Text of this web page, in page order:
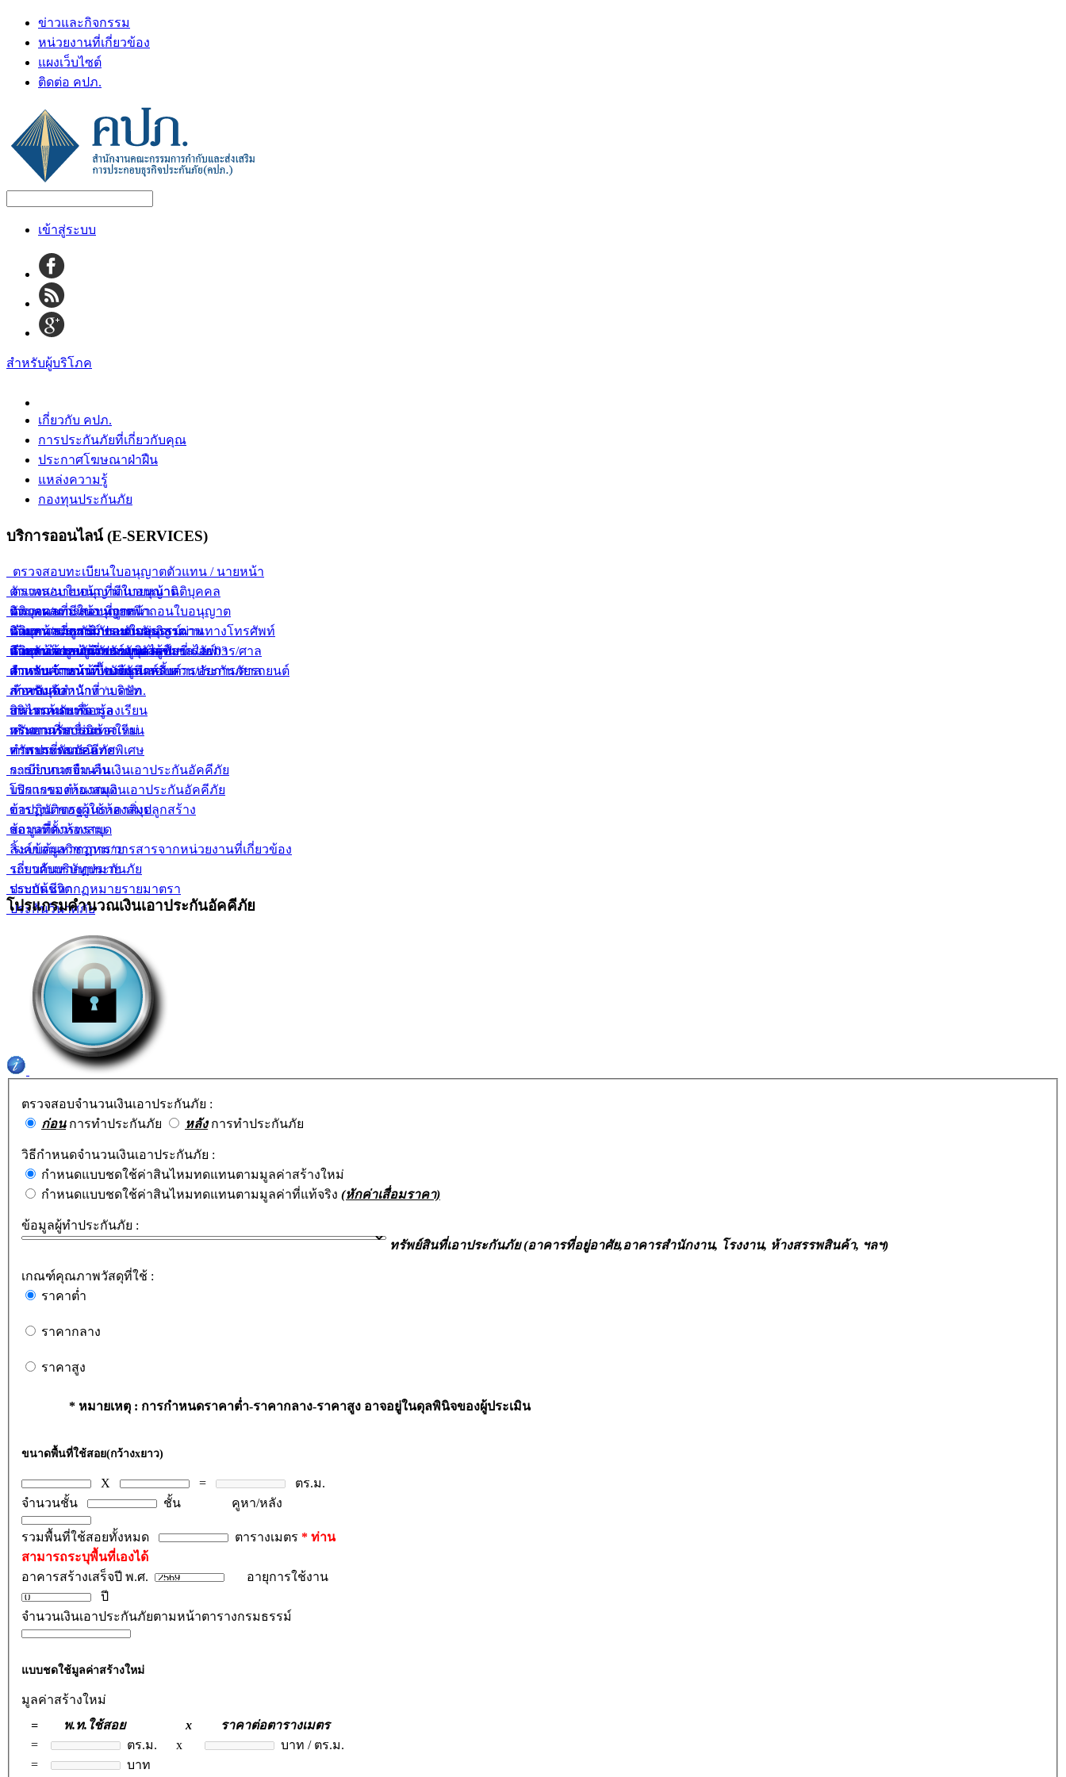
ข่าวและกิจกรรม
หน่วยงานที่เกี่ยวข้อง
แผงเว็บไซต์
ติดต่อ คปภ.
เข้าสู่ระบบ
สำหรับผู้บริโภค
เกี่ยวกับ คปภ.
การประกันภัยที่เกี่ยวกับคุณ
ประกาศโฆษณาฝ่าฝืน
แหล่งความรู้
กองทุนประกันภัย
บริการออนไลน์ (E-SERVICES)
ตรวจสอบทะเบียนใบอนุญาตตัวแทน / นายหน้า
ตัวแทน/นายหน้า ที่มีใบอนุญาต
ตัวแทน/นายหน้า ที่ถูกเพิกถอนใบอนุญาต
ตัวแทน/นายหน้า ขายกรมธรรม์ผ่านทางโทรศัพท์
ตัวแทน/นายหน้า ขายยูนิเวอร์แซลไลฟ์
ตัวแทน/นายหน้า ขายยูนิตส์ลิ้งค์
ตรวจสอบใบอนุญาตนายหน้านิติบุคคล
นิติบุคคลที่มีใบอนุญาต
นิติบุคคลที่ถูกเพิกถอนใบอนุญาต
นิติบุคคลขายยูนิเวอร์แซลไลฟ์
ตรวจผลการสอบนายหน้า
นายหน้าประกันภัยแบบกลุ่ม
นายหน้าประกันภัยรายบุคคล
ค้นหากรมธรรม์ประกันภัยอิสรภาพ
สำหรับเจ้าหน้าที่พนักงานสอบสวน/อัยการ/ศาล
สำหรับเจ้าหน้าที่ / บริษัท
ค้นหาข้อมูลการประกันตัวผู้ขับขี่ ร.ย. 03
สำหรับเจ้าหน้าที่พนักงานสอบสวน/อัยการ/ศาล
สำหรับเจ้าหน้าที่ / บริษัท
ตารางคำนวณเบื้องต้นสำหรับการประกันภัยรถยนต์
ภาคบังคับ
สินไหมทดแทน
ห้องสมุดสำนักงาน คปภ.
บริการค้นหาข้อมูล
ทรัพยากรสารนิเทศใหม่
ทรัพยากรสารนิเทศพิเศษ
ระเบียบการยืม-คืน
บริการของห้องสมุด
ข้อปฏิบัติของผู้ใช้ห้องสมุด
สถานที่ตั้งห้องสมุด
ลิ้งค์ข้อมูลวิชาการ/วารสารจากหน่วยงานที่เกี่ยวข้อง
กระดานรับเรื่องร้องเรียน
กระดานรับเรื่องร้องเรียน
คำถามที่พบบ่อย
คำถามที่พบบ่อย
การประกันอัคคีภัย
การกำหนดจำนวนเงินเอาประกันอัคคีภัย
โปรแกรมคำนวณเงินเอาประกันอัคคีภัย
ตารางมาตรฐานราคาสิ่งปลูกสร้าง
ข้อมูลที่ควรทราบ
ระบบค้นหากฏหมาย
ระบบค้นหากฏหมาย
ระบบค้นหากฏหมายรายมาตรา
เกี่ยวกับบริษัทประกันภัย
ประกันชีวิต
ประกันวินาศภัย
โปรแกรมคำนวณเงินเอาประกันอัคคีภัย
ตรวจสอบจำนวนเงินเอาประกันภัย :
ก่อนการทำประกันภัย หลังการทำประกันภัย
วิธีกำหนดจำนวนเงินเอาประกันภัย :
กำหนดแบบชดใช้ค่าสินไหมทดแทนตามมูลค่าสร้างใหม่
กำหนดแบบชดใช้ค่าสินไหมทดแทนตามมูลค่าที่แท้จริง (หักค่าเสื่อมราคา)
ข้อมูลผู้ทำประกันภัย :
ทรัพย์สินที่เอาประกันภัย (อาคารที่อยู่อาศัย,อาคารสำนักงาน, โรงงาน, ห้างสรรพสินค้า, ฯลฯ)
เกณฑ์คุณภาพวัสดุที่ใช้ :
ราคาต่ำ
ราคากลาง
ราคาสูง
* หมายเหตุ : การกำหนดราคาต่ำ-ราคากลาง-ราคาสูง อาจอยู่ในดุลพินิจของผู้ประเมิน
ขนาดพื้นที่ใช้สอย(กว้างxยาว)
X =
ตร.ม.
จำนวนชั้น
ชั้น คูหา/หลัง
รวมพื้นที่ใช้สอยทั้งหมด ตารางเมตร * ท่าน
สามารถระบุพื้นที่เองได้
อาคารสร้างเสร็จปี พ.ศ.
อายุการใช้งาน
ปี
จำนวนเงินเอาประกันภัยตามหน้าตารางกรมธรรม์
แบบชดใช้มูลค่าสร้างใหม่
มูลค่าสร้างใหม่
= พ.ท.ใช้สอย x ราคาต่อตารางเมตร
=
ตร.ม. x
บาท / ตร.ม.
=
บาท